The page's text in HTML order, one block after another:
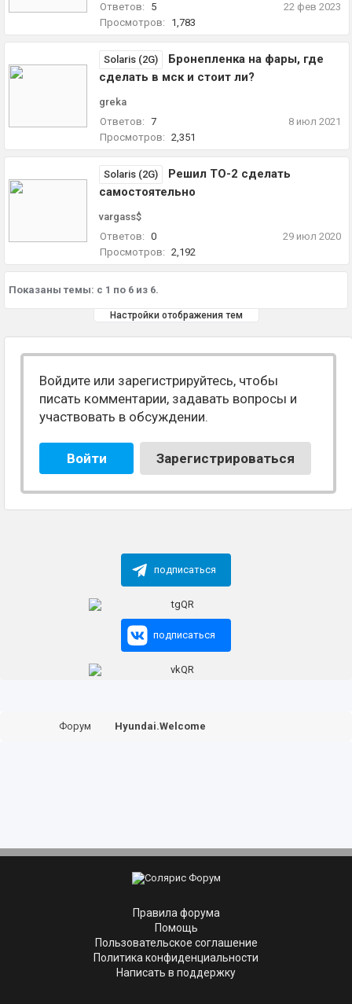
Ответов:
5
Просмотров:
1,783
22 фев 2023
Solaris (2G)
Бронепленка на фары, где
сделать в мск и стоит ли?
greka
Ответов: 7
Просмотров: 2,351
8 июл 2021
Solaris (2G)
Решил ТО-2 сделать
самостоятельно
vargass$
Ответов: 0
Просмотров: 2,192
29 июл 2020
Показаны темы: с 1 по 6 из 6.
Настройки отображения тем
Войдите или зарегистрируйтесь, чтобы
писать комментарии, задавать вопросы и
участвовать в обсуждении.
Войти Зарегистрироваться
подписаться
подписаться
Форум Hyundai.Welcome
Правила форума
Помощь
Пользовательское соглашение
Политика конфиденциальности
Написать в поддержку